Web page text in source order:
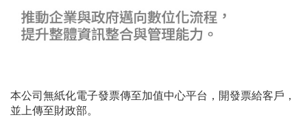
本公司無紙化電子發票傳至加值中心平台，開發票給客戶，
並上傳至財政部。